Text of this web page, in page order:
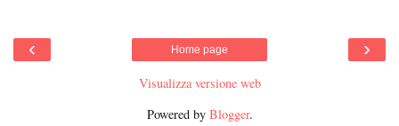
‹ ›
Home page
Visualizza versione web
Powered by Blogger.